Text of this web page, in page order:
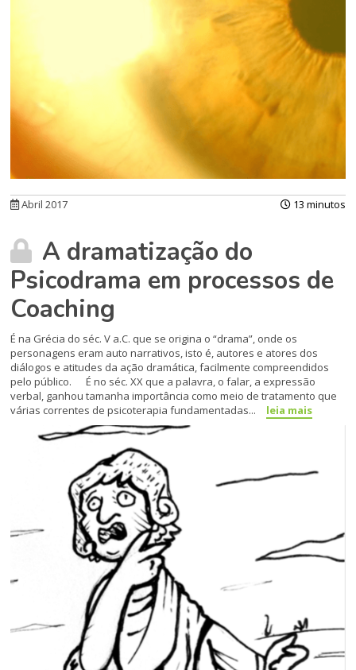
Abril 2017 13 minutos
A dramatização do
Psicodrama em processos de
Coaching
É na Grécia do séc. V a.C. que se origina o “drama”, onde os
personagens eram auto narrativos, isto é, autores e atores dos
diálogos e atitudes da ação dramática, facilmente compreendidos
pelo público. É no séc. XX que a palavra, o falar, a expressão
verbal, ganhou tamanha importância como meio de tratamento que
várias correntes de psicoterapia fundamentadas...
leia mais